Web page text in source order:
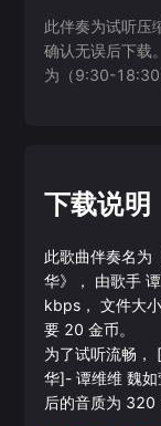
此伴奏为试听压
确认无误后下载
为（9:30-
下载说明
此歌曲伴奏名为
华》， 由歌手
kbps， 文件大
要 20 金币。
为了试听流畅，
华]- 谭维维 魏如
后的音质为 320